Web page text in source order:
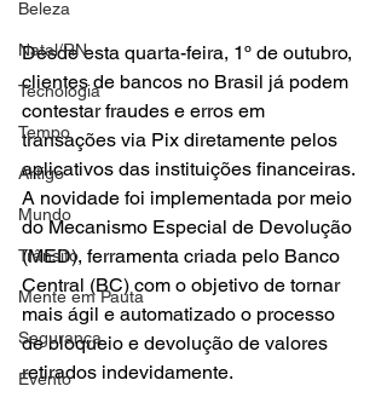
Beleza
Natal/RN
Tecnologia
Tempo
Artigo
Mundo
Trânsito
Mente em Pauta
Segurança
Evento
Desde esta quarta-feira, 1º de outubro,
clientes de bancos no Brasil já podem
contestar fraudes e erros em
transações via Pix diretamente pelos
aplicativos das instituições financeiras.
A novidade foi implementada por meio
do Mecanismo Especial de Devolução
(MED), ferramenta criada pelo Banco
Central (BC) com o objetivo de tornar
mais ágil e automatizado o processo
de bloqueio e devolução de valores
retirados indevidamente.